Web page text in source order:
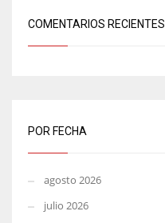
COMENTARIOS RECIENTES
POR FECHA
agosto 2026
julio 2026